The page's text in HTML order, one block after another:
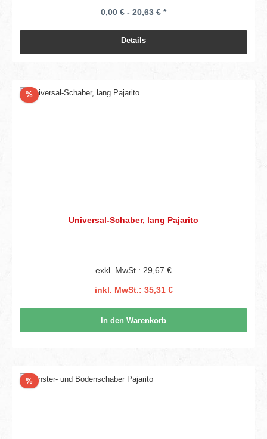
0,00 € - 20,63 € *
Details
%Rabatt
Universal-Schaber, lang Pajarito
exkl. MwSt.: 29,67 €
inkl. MwSt.: 35,31 €
In den Warenkorb
%Rabatt